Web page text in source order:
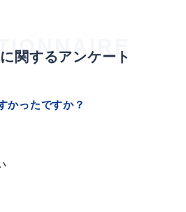
関するアンケート
かったですか？